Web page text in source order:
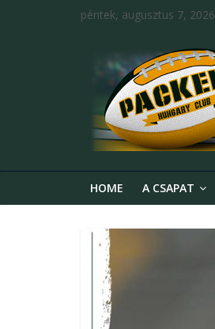
péntek, augusztus 7, 2026
HOME A CSAPAT